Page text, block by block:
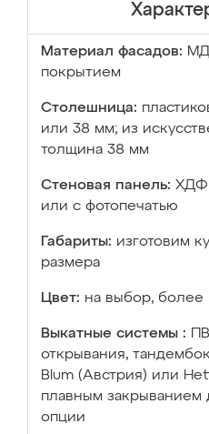
Материал фасадов:
покрытием
Столешница:
или 38 мм; из
толщина 38 мм
Стеновая панель: ХДФ
или с фотопечатью
Габариты: изготовим
размера
Цвет: на выбор, более
Выкатные системы :
открывания,
Blum (Австрия) или
плавным закрыванием
опции